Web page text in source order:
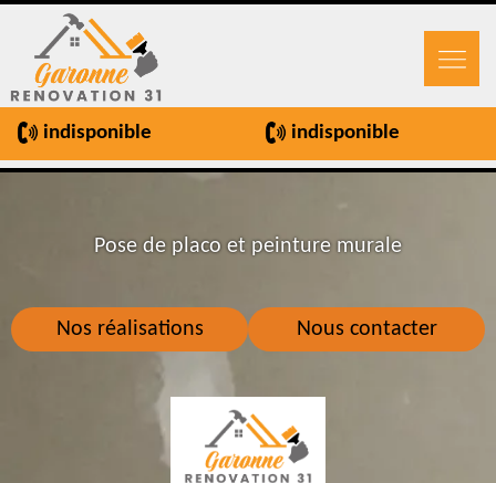
indisponible indisponible
Nos réalisations Nous contacter
Pose de placo et peinture murale